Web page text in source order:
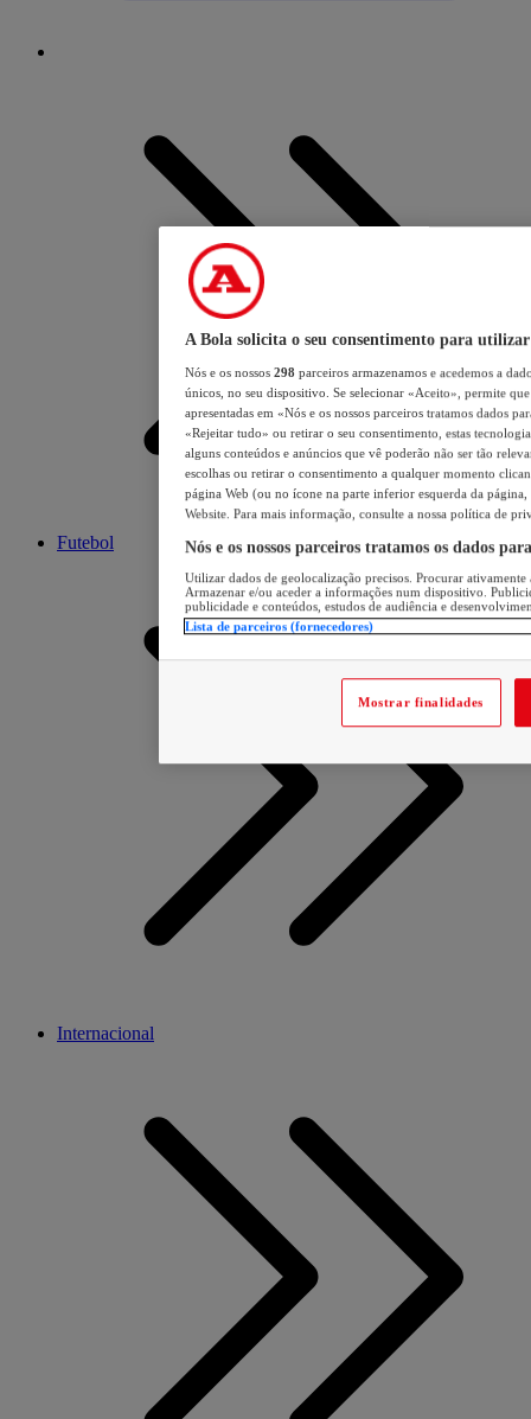
Futebol
Internacional
A Bola solicita o seu consentimento para utilizar
Nós e os nossos 298 parceiros armazenamos e acedemos a
únicos, no seu dispositivo. Se selecionar «Aceito», permite
apresentadas em «Nós e os nossos parceiros tratamos dados
«Rejeitar tudo» ou retirar o seu consentimento, estas
alguns conteúdos e anúncios que vê poderão não ser tão
escolhas ou retirar o consentimento a qualquer momento
página Web (ou no ícone na parte inferior esquerda da página,
Website. Para mais informação, consulte a nossa política de
Nós e os nossos parceiros tratamos os dados
Utilizar dados de geolocalização precisos. Procurar
Armazenar e/ou aceder a informações num dispositivo.
publicidade e conteúdos, estudos de audiência e
Lista de parceiros (fornecedores)
Mostrar finalidades